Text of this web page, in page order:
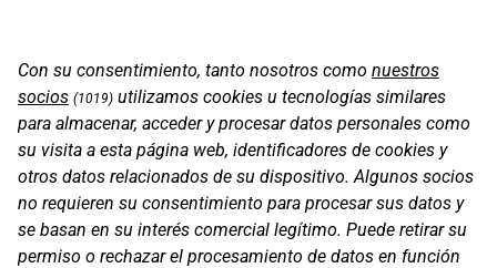
Con su consentimiento, tanto nosotros como nuestros
socios (1019) utilizamos cookies u tecnologías similares
para almacenar, acceder y procesar datos personales como
su visita a esta página web, identificadores de cookies y
otros datos relacionados de su dispositivo. Algunos socios
no requieren su consentimiento para procesar sus datos y
se basan en su interés comercial legítimo. Puede retirar su
permiso o rechazar el procesamiento de datos en función